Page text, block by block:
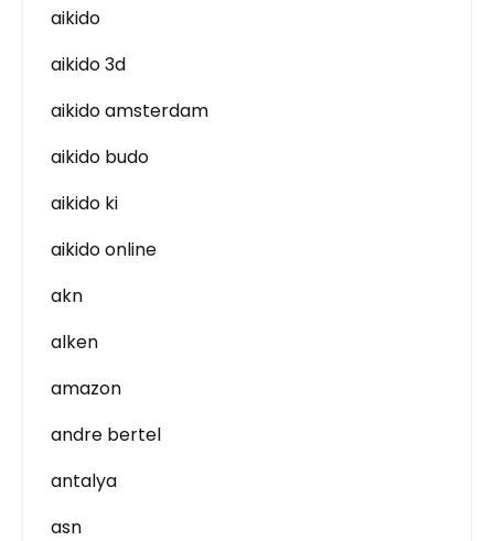
aikido
aikido 3d
aikido amsterdam
aikido budo
aikido ki
aikido online
akn
alken
amazon
andre bertel
antalya
asn